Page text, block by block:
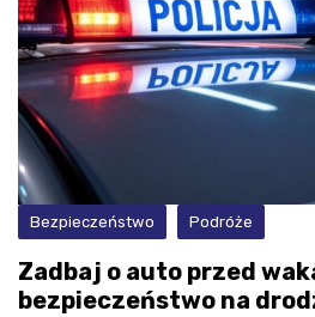
Bezpieczeństwo Podróże
Zadbaj o auto przed
bezpieczeństwo na